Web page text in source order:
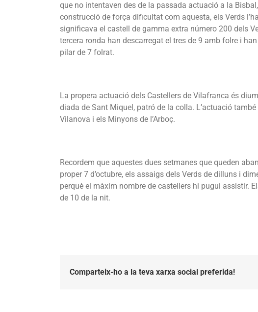
que no intentaven des de la passada actuació a la
construcció de força dificultat com aquesta, els Verds
significava el castell de gamma extra número 200 dels
tercera ronda han descarregat el tres de 9 amb folre i
pilar de 7 folrat.
La propera actuació dels Castellers de Vilafranca és
diada de Sant Miquel, patró de la colla. L’actuació
Vilanova i els Minyons de l’Arboç.
Recordem que aquestes dues setmanes que queden
proper 7 d’octubre, els assaigs dels Verds de dilluns i
perquè el màxim nombre de castellers hi pugui assistir.
de 10 de la nit.
Comparteix-ho a la teva xarxa social preferida!